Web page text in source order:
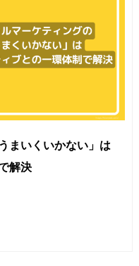
まいくいかない」は
解決